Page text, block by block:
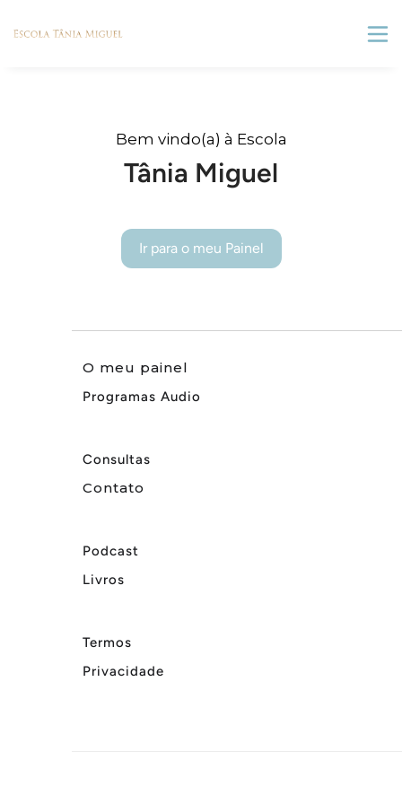
Bem vindo(a) à Escola
Tânia Miguel
Ir para o meu Painel
O meu painel
Programas Audio
Consultas
Contato
Podcast
Livros
Termos
Privacidade